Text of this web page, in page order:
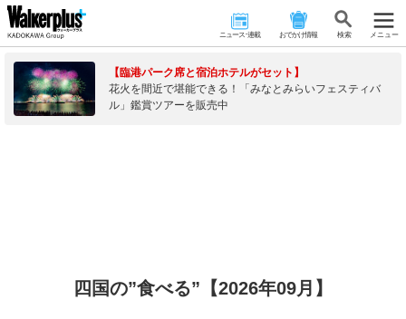
ニュース･連載 おでかけ情報 検 索 メニュー
【臨港パーク席と宿泊ホテルがセット】
花火を間近で堪能できる！「みなとみらいフェスティバ
ル」鑑賞ツアーを販売中
四国の”食べる”【2026年09月】